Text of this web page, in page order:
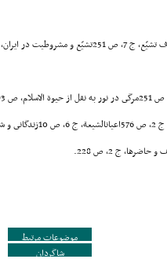
موضوعات مرتبط
شاگردان